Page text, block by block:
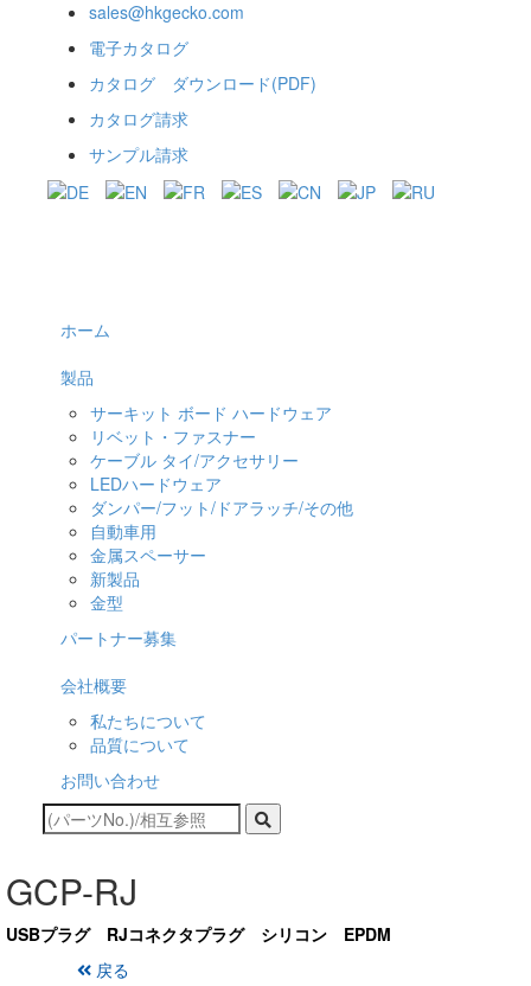
sales@hkgecko.com
電子カタログ
カタログ ダウンロード(PDF)
カタログ請求
サンプル請求
ホーム
製品
サーキット ボード ハードウェア
リベット・ファスナー
ケーブル タイ/アクセサリー
LEDハードウェア
ダンパー/フット/ドアラッチ/その他
自動車用
金属スペーサー
新製品
金型
パートナー募集
会社概要
私たちについて
品質について
お問い合わせ
GCP-RJ
USBプラグ RJコネクタプラグ シリコン EPDM
戻る